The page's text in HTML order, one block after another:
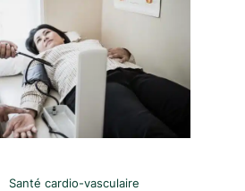
Santé cardio-vasculaire